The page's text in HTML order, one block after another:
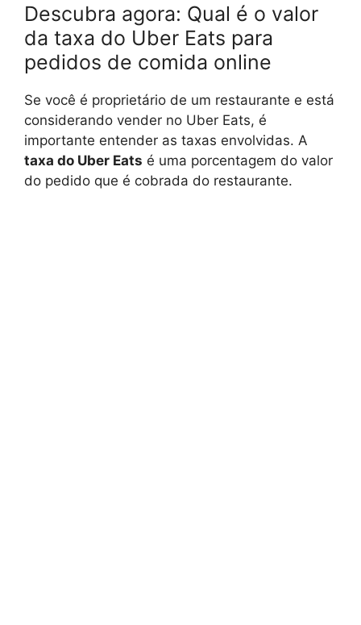
Descubra agora: Qual é o valor
da taxa do Uber Eats para
pedidos de comida online
Se você é proprietário de um restaurante e está
considerando vender no Uber Eats, é
importante entender as taxas envolvidas. A
taxa do Uber Eats é uma porcentagem do valor
do pedido que é cobrada do restaurante.